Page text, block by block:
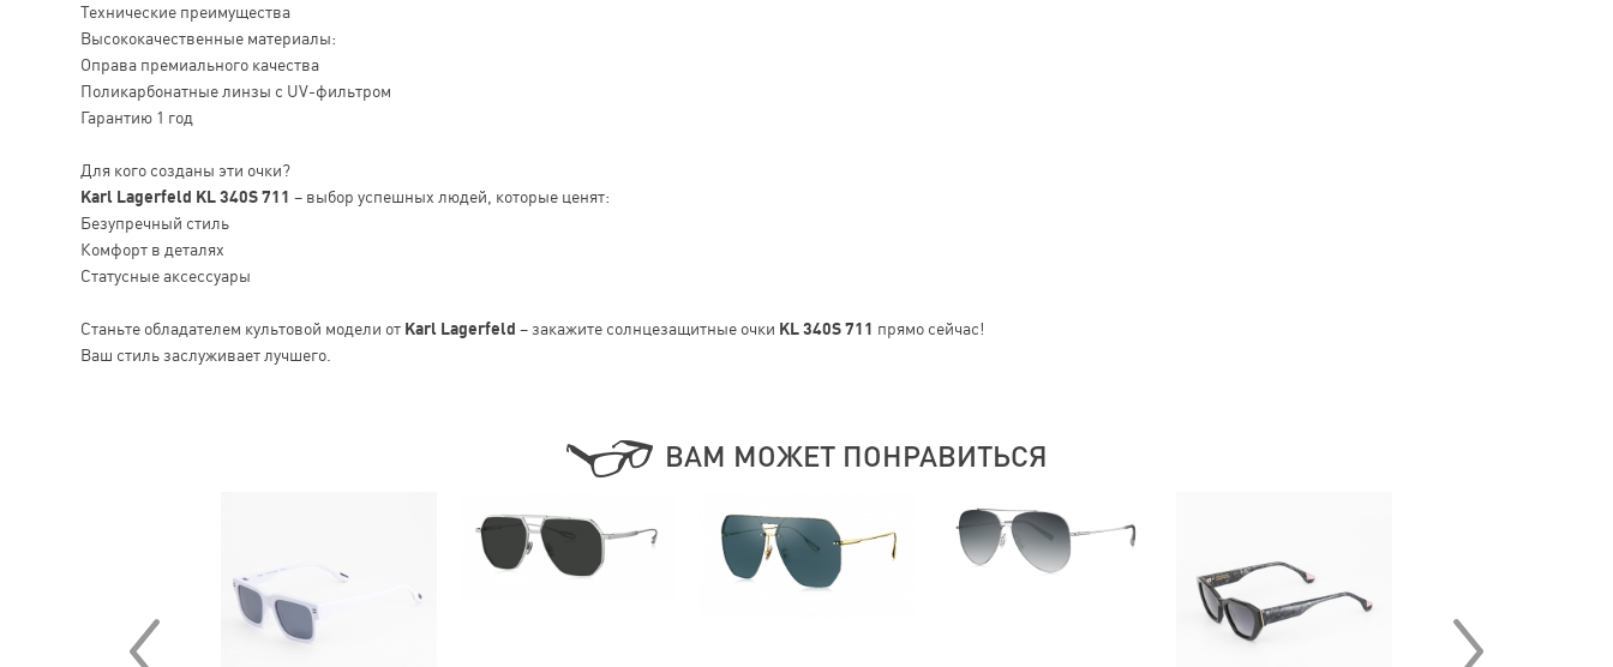
Технические преимущества
Высококачественные материалы:
Оправа премиального качества
Поликарбонатные линзы с UV-фильтром
Гарантию 1 год
Для кого созданы эти очки?
Karl Lagerfeld KL 340S 711 – выбор успешных людей, которые ценят:
Безупречный стиль
Комфорт в деталях
Статусные аксессуары
Станьте обладателем культовой модели от Karl Lagerfeld – закажите солнцезащитные очки KL 340S 711 прямо сейчас!
Ваш стиль заслуживает лучшего.
ВАМ МОЖЕТ ПОНРАВИТЬСЯ